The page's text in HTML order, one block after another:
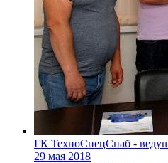
ГК ТехноСпецСнаб -
29 мая 2018